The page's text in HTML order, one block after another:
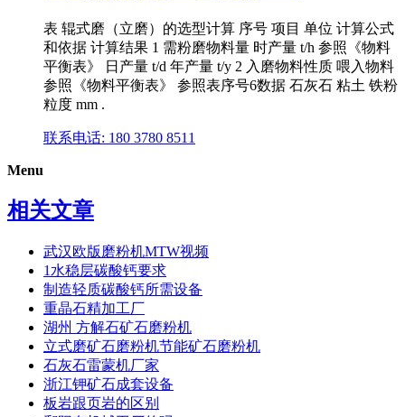
表 辊式磨（立磨）的选型计算 序号 项目 单位 计算公式
和依据 计算结果 1 需粉磨物料量 时产量 t/h 参照《物料
平衡表》 日产量 t/d 年产量 t/y 2 入磨物料性质 喂入物料
参照《物料平衡表》 参照表序号6数据 石灰石 粘土 铁粉
粒度 mm .
联系电话: 180 3780 8511
Menu
相关文章
武汉欧版磨粉机MTW视频
1水稳层碳酸钙要求
制造轻质碳酸钙所需设备
重晶石精加工厂
湖州 方解石矿石磨粉机
立式磨矿石磨粉机节能矿石磨粉机
石灰石雷蒙机厂家
浙江钾矿石成套设备
板岩跟页岩的区别